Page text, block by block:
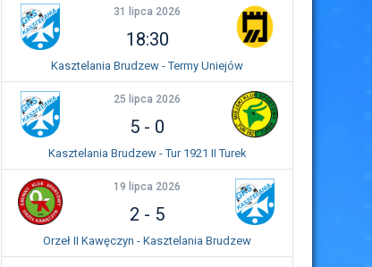
31 lipca 2026
18:30
Kasztelania Brudzew - Termy Uniejów
25 lipca 2026
5 - 0
Kasztelania Brudzew - Tur 1921 II Turek
19 lipca 2026
2 - 5
Orzeł II Kawęczyn - Kasztelania Brudzew